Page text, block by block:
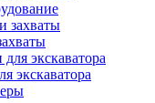
экскаватора